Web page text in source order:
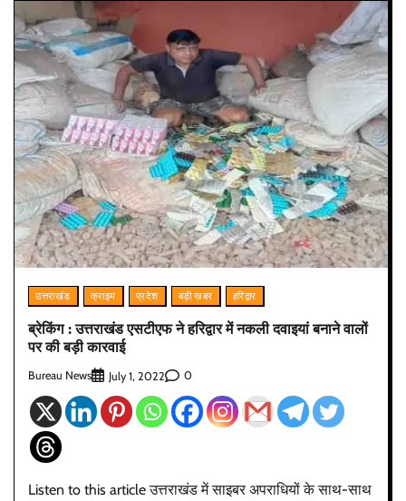
उत्तराखंड क्राइम प्रदेश बड़ी खबर हरिद्वार
ब्रेकिंग : उत्तराखंड एसटीएफ ने हरिद्वार में नकली दवाइयां बनाने वालों
पर की बड़ी कारवाई
Bureau News July 1, 2022 0
Listen to this article उत्तराखंड में साइबर अपराधियों के साथ-साथ